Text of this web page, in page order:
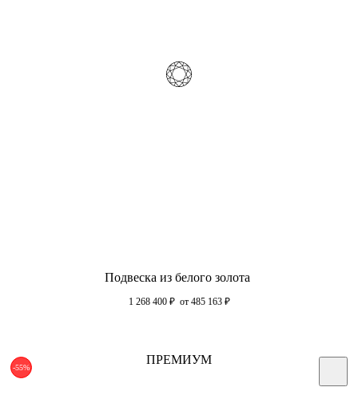
Подвеска из белого золота
1 268 400 ₽ от 485 163 ₽
-55%
ПРЕМИУМ